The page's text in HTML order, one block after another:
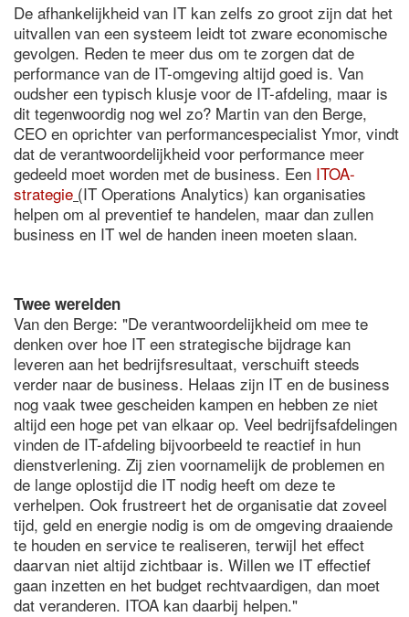
De afhankelijkheid van IT kan zelfs zo groot zijn dat het
uitvallen van een systeem leidt tot zware economische
gevolgen. Reden te meer dus om te zorgen dat de
performance van de IT-omgeving altijd goed is. Van
oudsher een typisch klusje voor de IT-afdeling, maar is
dit tegenwoordig nog wel zo? Martin van den Berge,
CEO en oprichter van performancespecialist Ymor, vindt
dat de verantwoordelijkheid voor performance meer
gedeeld moet worden met de business. Een ITOA-
strategie (IT Operations Analytics) kan organisaties
helpen om al preventief te handelen, maar dan zullen
business en IT wel de handen ineen moeten slaan.
Twee werelden
Van den Berge: "De verantwoordelijkheid om mee te
denken over hoe IT een strategische bijdrage kan
leveren aan het bedrijfsresultaat, verschuift steeds
verder naar de business. Helaas zijn IT en de business
nog vaak twee gescheiden kampen en hebben ze niet
altijd een hoge pet van elkaar op. Veel bedrijfsafdelingen
vinden de IT-afdeling bijvoorbeeld te reactief in hun
dienstverlening. Zij zien voornamelijk de problemen en
de lange oplostijd die IT nodig heeft om deze te
verhelpen. Ook frustreert het de organisatie dat zoveel
tijd, geld en energie nodig is om de omgeving draaiende
te houden en service te realiseren, terwijl het effect
daarvan niet altijd zichtbaar is. Willen we IT effectief
gaan inzetten en het budget rechtvaardigen, dan moet
dat veranderen. ITOA kan daarbij helpen."